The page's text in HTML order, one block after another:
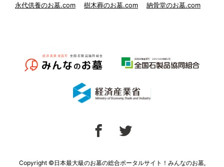
永代供養のお墓.com
樹木葬のお墓.com 納骨堂のお墓.com
Copyright ©日本最大級のお墓の総合ポータルサイト！みんなのお墓,